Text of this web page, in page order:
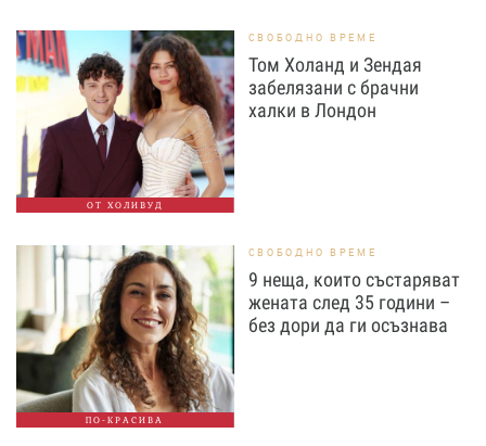
ОТ ХОЛИВУД
СВОБОДНО ВРЕМЕ
Том Холанд и Зендая
забелязани с брачни
халки в Лондон
ПО-КРАСИВА
СВОБОДНО ВРЕМЕ
9 неща, които състаряват
жената след 35 години –
без дори да ги осъзнава